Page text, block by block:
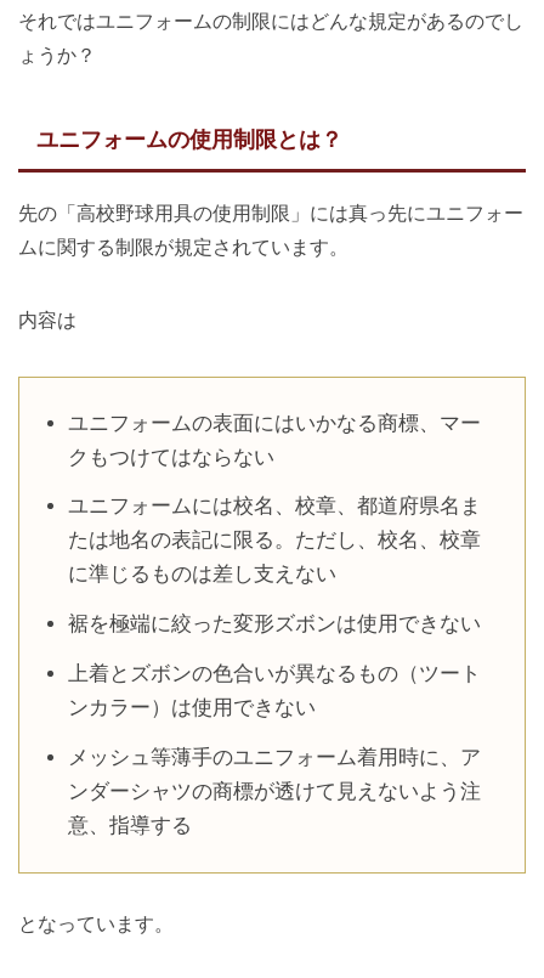
それではユニフォームの制限にはどんな規定があるのでし
ょうか？
ユニフォームの使用制限とは？
先の「高校野球用具の使用制限」には真っ先にユニフォー
ムに関する制限が規定されています。
内容は
ユニフォームの表面にはいかなる商標、マー
クもつけてはならない
ユニフォームには校名、校章、都道府県名ま
たは地名の表記に限る。ただし、校名、校章
に準じるものは差し支えない
裾を極端に絞った変形ズボンは使用できない
上着とズボンの色合いが異なるもの（ツート
ンカラー）は使用できない
メッシュ等薄手のユニフォーム着用時に、ア
ンダーシャツの商標が透けて見えないよう注
意、指導する
となっています。